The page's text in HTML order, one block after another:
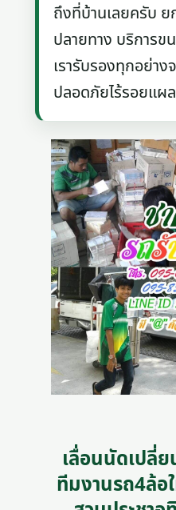
ถึงที่บ้านเลยครับ
ปลายทาง บริการข
เรารับรองทุกอย่า
ปลอดภัยไร้รอยแผ
เลื่อนนัดเปลี่
ทีมงานรถ4ล้อ